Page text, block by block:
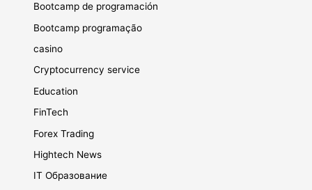
Bootcamp de programación
Bootcamp programação
casino
Cryptocurrency service
Education
FinTech
Forex Trading
Hightech News
IT Образование